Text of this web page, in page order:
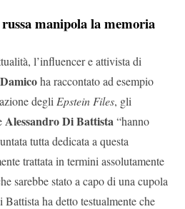
manipola la memoria
l’influencer e attivista di
ha raccontato ad esempio
degli Epstein Files, gli
Alessandro Di Battista“hanno
tutta dedicata a questa
trattata in termini assolutamente
sarebbe stato a capo di una cupola
ha detto testualmente che